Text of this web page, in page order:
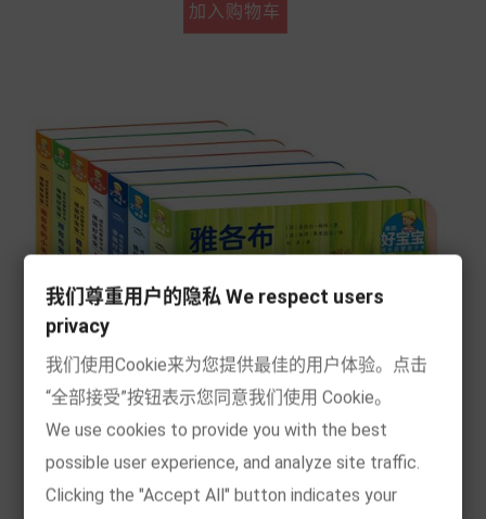
加入购物车
我们尊重用户的隐私 We respect users
privacy
我们使用Cookie来为您提供最佳的用户体验。点击
“全部接受”按钮表示您同意我们使用 Cookie。
We use cookies to provide you with the best
possible user experience, and analyze site traffic.
Clicking the "Accept All" button indicates your